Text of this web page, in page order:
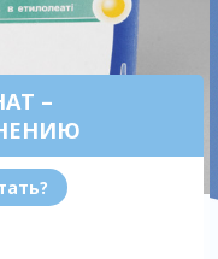
–